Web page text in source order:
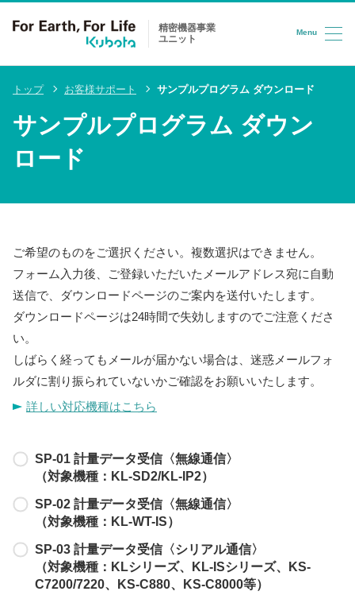
コンテンツへスキップ
精密機器事業
ユニット
Menu
トップ お客様サポート サンプルプログラム ダウンロード
サンプルプログラム ダウン
ロード
ご希望のものをご選択ください。複数選択はできません。
フォーム入力後、ご登録いただいたメールアドレス宛に自動
送信で、ダウンロードページのご案内を送付いたします。
ダウンロードページは24時間で失効しますのでご注意くださ
い。
しばらく経ってもメールが届かない場合は、迷惑メールフォ
ルダに割り振られていないかご確認をお願いいたします。
詳しい対応機種はこちら
SP-01 計量データ受信〈無線通信〉
（対象機種：KL-SD2/KL-IP2）
SP-02 計量データ受信〈無線通信〉
（対象機種：KL-WT-IS）
SP-03 計量データ受信〈シリアル通信〉
（対象機種：KLシリーズ、KL-ISシリーズ、KS-
C7200/7220、KS-C880、KS-C8000等）